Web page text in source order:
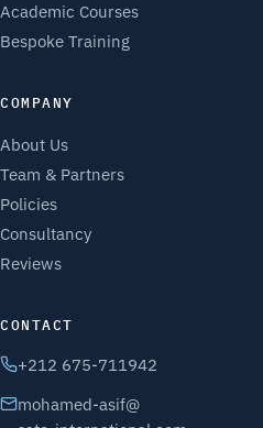
Academic Courses
Bespoke Training
COMPANY
About Us
Team & Partners
Policies
Consultancy
Reviews
CONTACT
+212 675-711942
mohamed-asif@